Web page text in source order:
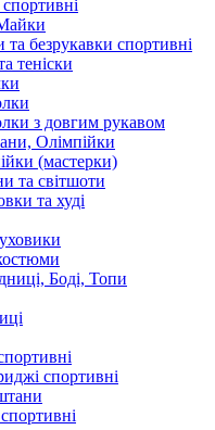
безрукавки спортивні
теніски
з довгим рукавом
Олімпійки
(мастерки)
та світшоти
та худі
Боді, Топи
спортивні